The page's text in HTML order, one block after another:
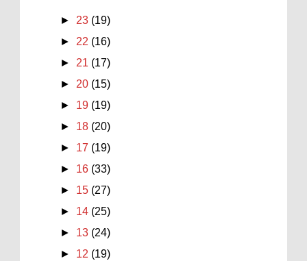
► 23 (19)
► 22 (16)
► 21 (17)
► 20 (15)
► 19 (19)
► 18 (20)
► 17 (19)
► 16 (33)
► 15 (27)
► 14 (25)
► 13 (24)
► 12 (19)